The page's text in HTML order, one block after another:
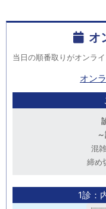
オ
当日の順番取りがオンラ
オン
混
締め
1診：